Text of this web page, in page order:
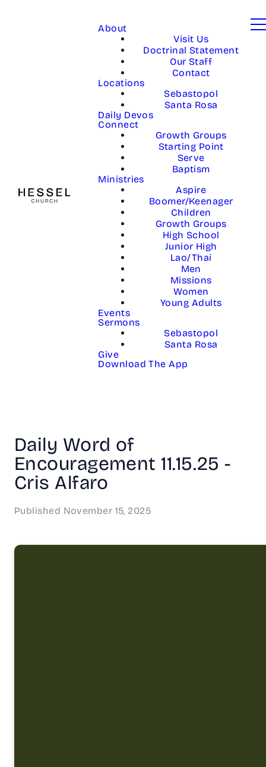
About
Visit Us
Doctrinal Statement
Our Staff
Contact
Locations
Sebastopol
Santa Rosa
Daily Devos
Connect
Growth Groups
Starting Point
Serve
Baptism
Ministries
Aspire
Boomer/Keenager
Children
Growth Groups
High School
Junior High
Lao/Thai
Men
Missions
Women
Young Adults
Events
Sermons
Sebastopol
Santa Rosa
Give
Download The App
Daily Word of
Encouragement 11.15.25 -
Cris Alfaro
Published November 15, 2025